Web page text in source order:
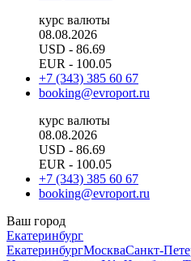
курс валюты
08.08.2026
USD - 86.69
EUR - 100.05
+7 (343) 385 60 67
booking@evroport.ru
курс валюты
08.08.2026
USD - 86.69
EUR - 100.05
+7 (343) 385 60 67
booking@evroport.ru
Ваш город
Екатеринбург
ЕкатеринбургМоскваСанкт-